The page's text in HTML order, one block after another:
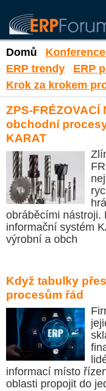
Domů
ERP trendy
ERP
Krok za krokem
ZPS-
obchodní
KARAT
obráběcími nástroji.
informační systém
výrobní a obch
Když tabulky
procesům řád
informací místo
oblasti propojit do